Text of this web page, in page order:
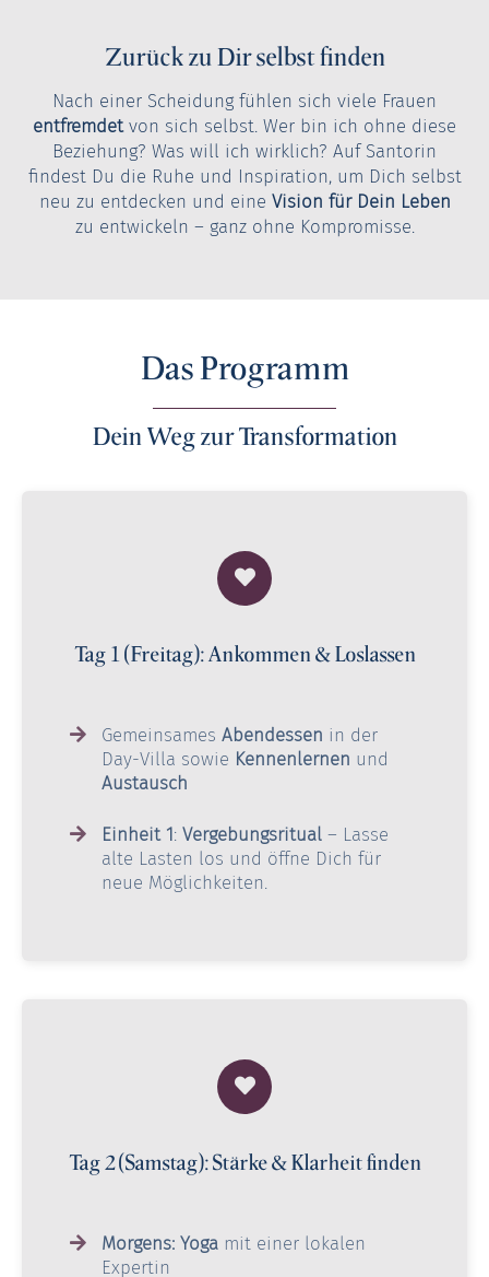
Zurück zu Dir selbst finden
Nach einer Scheidung fühlen sich viele Frauen
entfremdetvon sich selbst. Wer bin ich ohne diese
Beziehung? Was will ich wirklich? Auf Santorin
findest Du die Ruhe und Inspiration, um Dich selbst
neu zu entdecken und eine Vision für Dein Leben
zu entwickeln – ganz ohne Kompromisse.
Das Programm
Dein Weg zur Transformation
Tag 1 (Freitag): Ankommen & Loslassen
Gemeinsames Abendessen in der
Day-Villa sowie Kennenlernen und
Austausch
Einheit 1: Vergebungsritual– Lasse
alte Lasten los und öffne Dich für
neue Möglichkeiten.
Tag 2 (Samstag): Stärke & Klarheit finden
Morgens: Yogamit einer lokalen
Expertin